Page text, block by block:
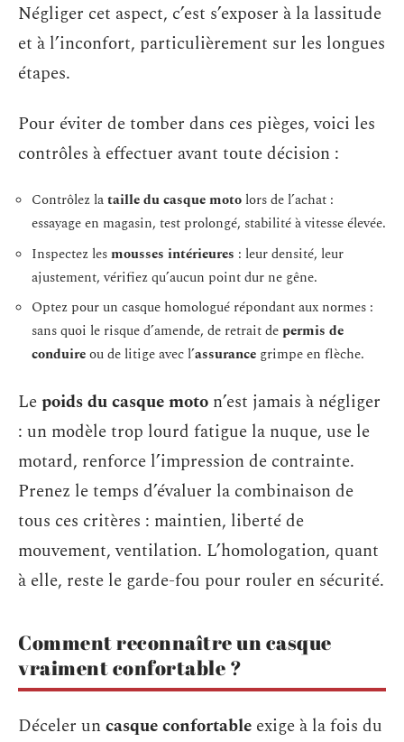
Négliger cet aspect, c’est s’exposer à la lassitude
et à l’inconfort, particulièrement sur les longues
étapes.
Pour éviter de tomber dans ces pièges, voici les
contrôles à effectuer avant toute décision :
Contrôlez lataille du casque motolors de l’achat :
essayage en magasin, test prolongé, stabilité à vitesse élevée.
Inspectez lesmousses intérieures : leur densité, leur
ajustement, vérifiez qu’aucun point dur ne gêne.
Optez pour un casque homologué répondant aux normes :
sans quoi le risque d’amende, de retrait depermis de
conduireou de litige avec l’assurance grimpe en flèche.
Lepoids du casque moto n’est jamais à négliger
: un modèle trop lourd fatigue la nuque, use le
motard, renforce l’impression de contrainte.
Prenez le temps d’évaluer la combinaison de
tous ces critères : maintien, liberté de
mouvement, ventilation. L’homologation, quant
à elle, reste le garde-fou pour rouler en sécurité.
Comment reconnaître un casque
vraiment confortable ?
Déceler uncasque confortable exige à la fois du